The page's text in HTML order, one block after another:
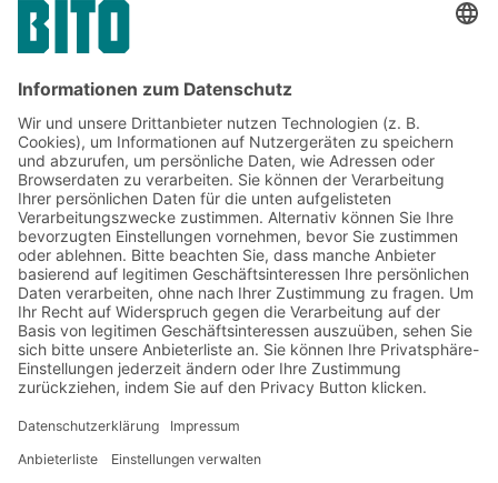
Ratgeber
Jetzt beim BITO Newsletter
anmelden:
Lager- & Logistiknews
Exklusive Rabatte
Neuheiten
Newsletter abonnieren